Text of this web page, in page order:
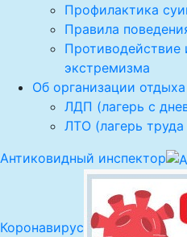
Профилактика
Правила
Противодействие
экстремизма
Об организации
ЛДП (лагерь с
ЛТО (лагерь
Антиковидный инспектор
Коронавирус